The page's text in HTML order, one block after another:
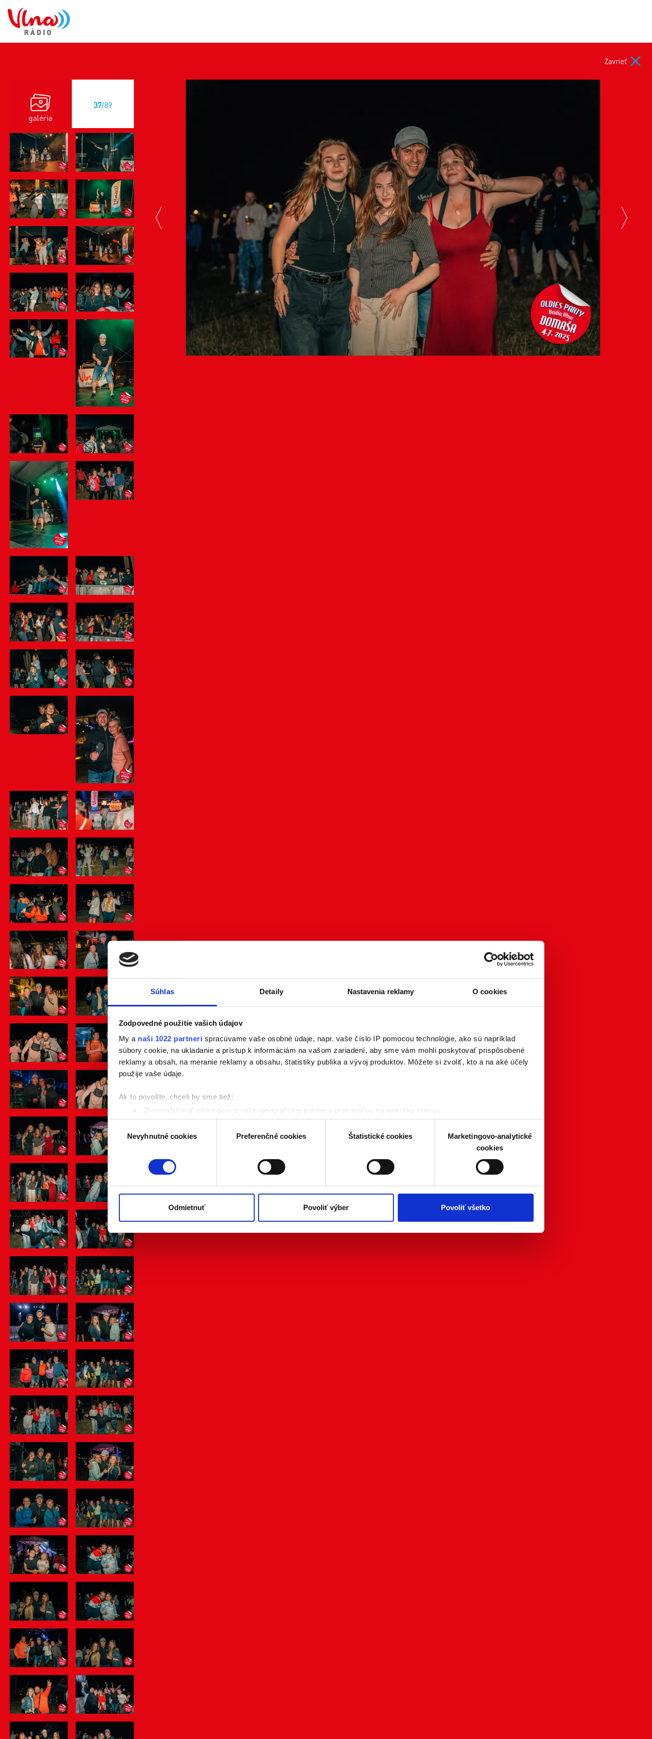
Súhlas Detaily Nastavenia reklamy O cookies
Zodpovedné použitie vašich údajov
My a naši 1022 partneri spracúvame vaše osobné údaje, napr. vaše číslo IP pomocou technológie, ako sú napríklad
súbory cookie, na ukladanie a prístup k informáciám na vašom zariadení, aby sme vám mohli poskytovať prispôsobené
reklamy a obsah, na meranie reklamy a obsahu, štatistiky publika a vývoj produktov. Môžete si zvoliť, kto a na aké účely
použije vaše údaje.
Ak to povolíte, chceli by sme tiež:
Zhromažďovať informácie o vašej geografickej polohe s presnosťou na niekoľko metrov
Identifikovať vaše zariadenie aktívnym skenovaním konkrétnych charakteristík (odtlačky prstov).
Viac informácií o tom, ako sa spracúvajú vaše osobné údaje, nájdete v časti s vašimi nastaveniami. Súhlas môžete
Naša webstránka používa cookies. Aktívnym nastavením nám udelíte súhlas s využívaním štatistických a marketingovo-
jednoducho ako ste nám ho udelili opätovným vyvolaním tejto cookie lišty cez nastavenia ochrany súkromia. Odvolanie
súhlasu nemá vplyv na zákonnosť spracúvania vychádzajúceho zo súhlasu pred jeho odvolaním. Viac informácií o
Výber
súhlasuNevyhnutné cookies Preferenčné cookies Štatistické cookies
Marketingovo-analytické
cookies
Odmietnuť Povoliť výber Povoliť všetko
Zavrieť
galéria
37/89